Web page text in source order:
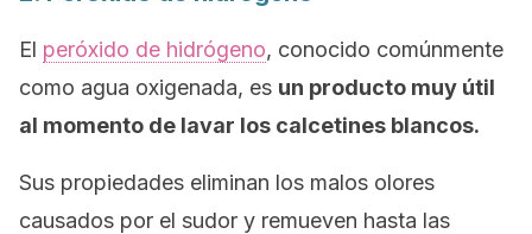
El peróxido de hidrógeno, conocido comúnmente
como agua oxigenada, es un producto muy útil
al momento de lavar los calcetines blancos.
Sus propiedades eliminan los malos olores
causados por el sudor y remueven hasta las